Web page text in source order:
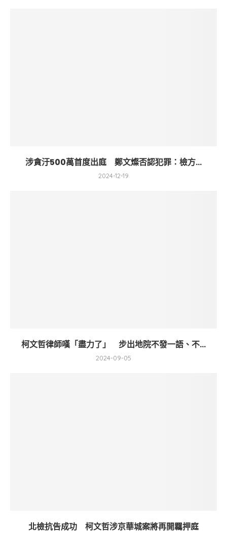
涉貪汙500萬首度出庭 鄭文燦否認犯罪：檢方...
2024-12-19
柯文哲律師嘆「盡力了」 步出地院不發一語、不...
2024-09-05
北檢抗告成功 柯文哲涉京華城案將再開羈押庭